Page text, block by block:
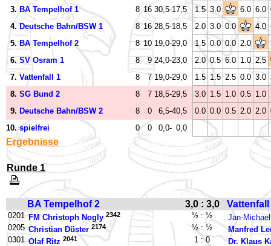
3. BA Tempelhof 1 8 16 30,5-17,5 1.5 3.0 6.0 6.0
4. Deutsche Bahn/BSW 1 8 16 28,5-18,5 2.0 3.0 0.0 4.0
5. BA Tempelhof 2 8 10 19,0-29,0 1.5 0.0 0.0 2.0
6. SV Osram 1 8 9 24,0-23,0 2.0 0.5 6.0 1.0 2.5
7. Vattenfall 1 8 7 19,0-29,0 1.5 1.5 2.5 0.0 3.0
8. SG Bund 2 8 7 18,5-29,5 3.0 1.5 1.0 0.5 1.0
9. Deutsche Bahn/BSW 2 8 0 6,5-40,5 0.0 0.0 0.5 2.0 2.0
10. spielfrei 0 0 0,0- 0,0
Ergebnisse
Runde 1
BA Tempelhof 2 3,0 : 3,0 Vattenfall
0201 FM Christoph Nogly 2342 ½ : ½
Jan-
0205 Christian Düster 2174 ½ : ½
Manfred
0301 Olaf Ritz 2041 1 : 0
Dr. Klaus